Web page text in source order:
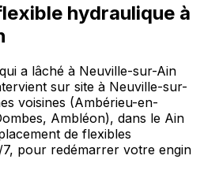
hydraulique à
a lâché à Neuville-sur-Ain
sur site à Neuville-sur-
voisines (Ambérieu-en-
Ambléon), dans le Ain
de flexibles
pour redémarrer votre engin